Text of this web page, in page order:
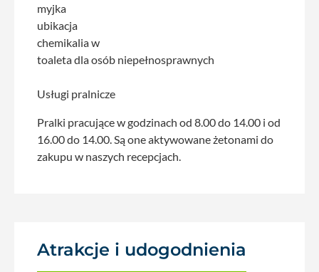
myjka
ubikacja
chemikalia w
toaleta dla osób niepełnosprawnych
Usługi pralnicze
Pralki pracujące w godzinach od 8.00 do 14.00 i od
16.00 do 14.00. Są one aktywowane żetonami do
zakupu w naszych recepcjach.
Atrakcje i udogodnienia